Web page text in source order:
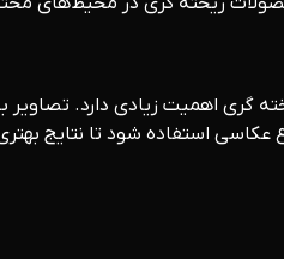
گری اهمیت زیادی دارد.
عکاسی استفاده شود تا نتایج